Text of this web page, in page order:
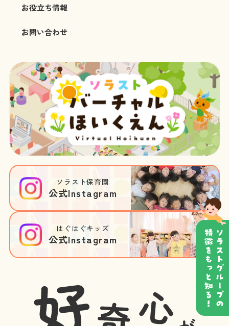
お役立ち情報
お問い合わせ
ソラスト保育園
公式Instagram
はぐはぐキッズ
公式Instagram